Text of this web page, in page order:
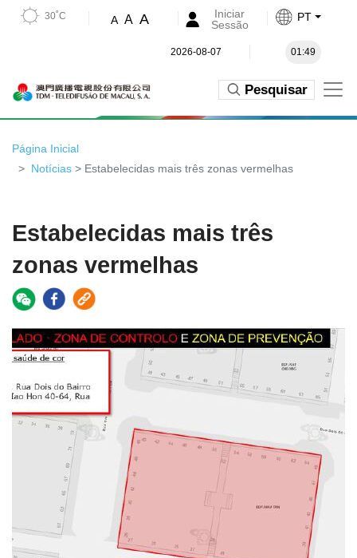
30˚C A A A
Iniciar
Sessão
PT
2026-08-07 01:49
Pesquisar
Página Inicial
Notícias > Estabelecidas mais três zonas vermelhas
Estabelecidas mais três
zonas vermelhas